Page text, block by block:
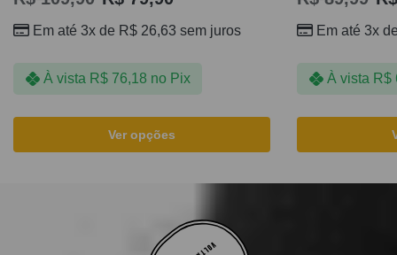
Em até 3x de R$ 26,63 sem juros
À vista R$76,18 no Pix
Ver opções
Em até 3x
À vista R$